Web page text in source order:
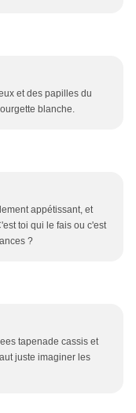
et des papilles du
blanche.
appétissant, et
toi qui le fais ou c'est
?
tapenade cassis et
juste imaginer les